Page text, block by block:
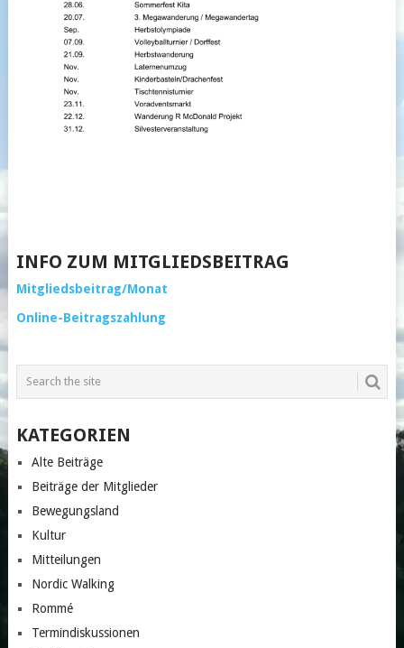
INFO ZUM MITGLIEDSBEITRAG
Mitgliedsbeitrag/Monat
Online-Beitragszahlung
KATEGORIEN
Alte Beiträge
Beiträge der Mitglieder
Bewegungsland
Kultur
Mitteilungen
Nordic Walking
Rommé
Termindiskussionen